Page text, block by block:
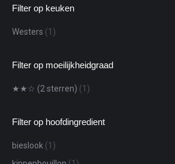
Filter op keuken
Westers (1)
Filter op moeilijkheidgraad
★★☆ (2 sterren) (1)
Filter op hoofdingredient
bieslook (1)